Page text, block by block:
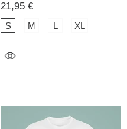
21,95 €
S M L XL